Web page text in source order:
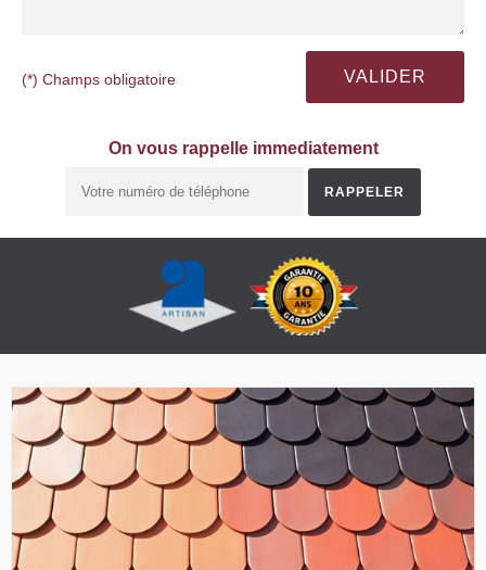
(*) Champs obligatoire
On vous rappelle immediatement